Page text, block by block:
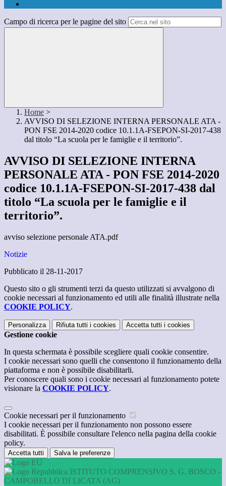
Campo di ricerca per le pagine del sito
Home >
AVVISO DI SELEZIONE INTERNA PERSONALE ATA -
PON FSE 2014-2020 codice 10.1.1A-FSEPON-SI-2017-438
dal titolo “La scuola per le famiglie e il territorio”.
AVVISO DI SELEZIONE INTERNA
PERSONALE ATA - PON FSE 2014-2020
codice 10.1.1A-FSEPON-SI-2017-438 dal
titolo “La scuola per le famiglie e il
territorio”.
avviso selezione personale ATA.pdf
Notizie
Pubblicato il 28-11-2017
Questo sito o gli strumenti terzi da questo utilizzati si avvalgono di
cookie necessari al funzionamento ed utili alle finalità illustrate nella
COOKIE POLICY.
Personalizza Rifiuta tutti i cookies Accetta tutti i cookies
Gestione cookie
In questa schermata è possibile scegliere quali cookie consentire.
I cookie necessari sono quelli che consentono il funzionamento della
piattaforma e non è possibile disabilitarli.
Per conoscere quali sono i cookie necessari al funzionamento potete
visionare la COOKIE POLICY.
Cookie necessari per il funzionamento
I cookie necessari per il funzionamento non possono essere
disabilitati. È possibile consultare l'elenco nella pagina della cookie
policy.
Accetta tutti Salva le preferenze
ISTITUTO COMPRENSIVO S. G. BOSCO -
CAMPOBELLO DI LICATA (AG)